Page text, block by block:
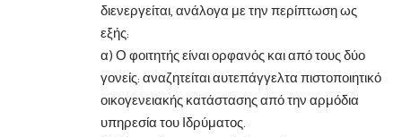
διενεργείται, ανάλογα με την περίπτωση ως
εξής:
α) Ο φοιτητής είναι ορφανός και από τους δύο
γονείς: αναζητείται αυτεπάγγελτα πιστοποιητικό
οικογενειακής κατάστασης από την αρμόδια
υπηρεσία του Ιδρύματος.